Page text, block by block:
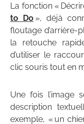
La fonction «
to Do », déjà
floutage d’arrière-
la retouche
d’utiliser le
clic souris tout en
Une fois l’image
description
exemple, « un